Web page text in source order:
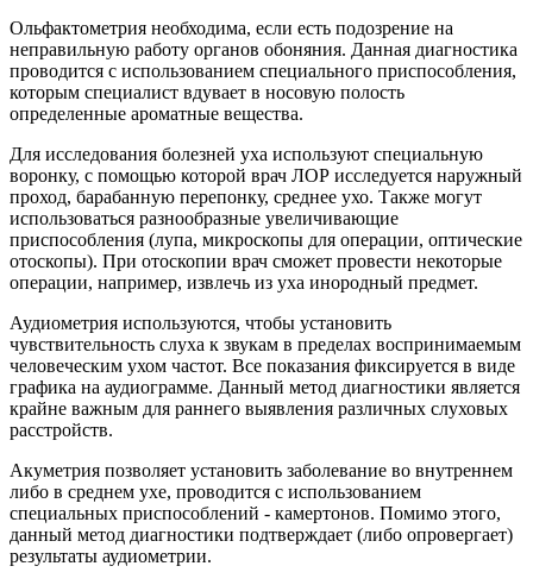
Ольфактометрия необходима, если есть подозрение на
неправильную работу органов обоняния. Данная диагностика
проводится с использованием специального приспособления,
которым специалист вдувает в носовую полость
определенные ароматные вещества.
Для исследования болезней уха используют специальную
воронку, с помощью которой врач ЛОР исследуется наружный
проход, барабанную перепонку, среднее ухо. Также могут
использоваться разнообразные увеличивающие
приспособления (лупа, микроскопы для операции, оптические
отоскопы). При отоскопии врач сможет провести некоторые
операции, например, извлечь из уха инородный предмет.
Аудиометрия используются, чтобы установить
чувствительность слуха к звукам в пределах воспринимаемым
человеческим ухом частот. Все показания фиксируется в виде
графика на аудиограмме. Данный метод диагностики является
крайне важным для раннего выявления различных слуховых
расстройств.
Акуметрия позволяет установить заболевание во внутреннем
либо в среднем ухе, проводится с использованием
специальных приспособлений - камертонов. Помимо этого,
данный метод диагностики подтверждает (либо опровергает)
результаты аудиометрии.